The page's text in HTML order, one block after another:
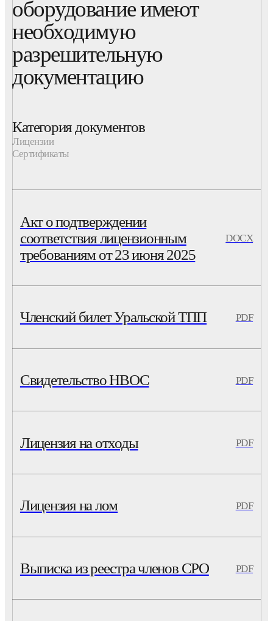
оборудование имеют
необходимую
разрешительную
документацию
Категория документов
Лицензии
Сертификаты
Акт о подтверждении
соответствия лицензионным
требованиям от 23 июня 2025
DOCX
Членский билет Уральской ТПП PDF
Свидетельство НВОС PDF
Лицензия на отходы PDF
Лицензия на лом PDF
Выписка из реестра членов СРО PDF